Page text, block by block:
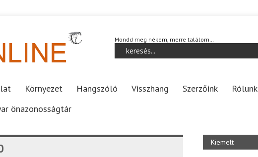
Mondd meg nékem, merre találom…
Környezet Hangszóló Visszhang Szerzőink Rólunk
önazonosságtár
Kiemelt